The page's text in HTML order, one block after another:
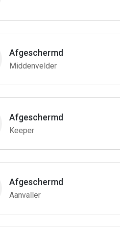
Afgeschermd
Middenvelder
Afgeschermd
Keeper
Afgeschermd
Aanvaller